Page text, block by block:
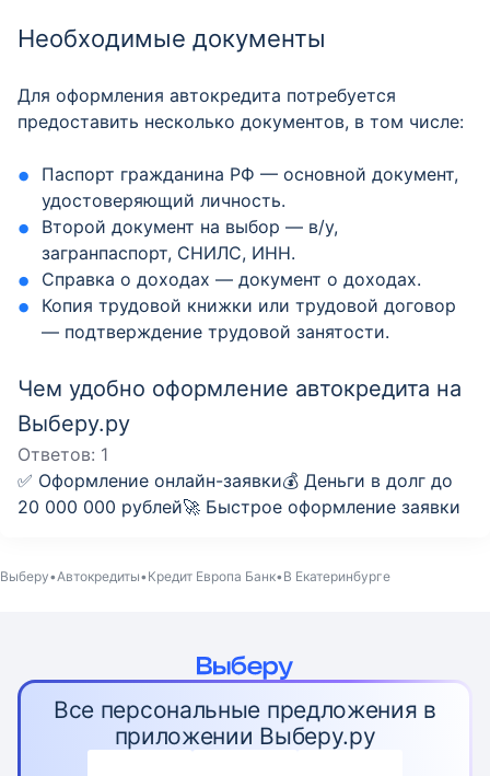
Необходимые документы
Для оформления автокредита потребуется
предоставить несколько документов, в том числе:
Паспорт гражданина РФ — основной документ,
удостоверяющий личность.
Второй документ на выбор — в/у,
загранпаспорт, СНИЛС, ИНН.
Справка о доходах — документ о доходах.
Копия трудовой книжки или трудовой договор
— подтверждение трудовой занятости.
Чем удобно оформление автокредита на
Выберу.ру
Ответов: 1
✅ Оформление онлайн-заявки💰 Деньги в долг до
20 000 000 рублей🚀 Быстрое оформление заявки
Выберу Автокредиты Кредит Европа Банк В Екатеринбурге
Все персональные предложения в
приложении Выберу.ру